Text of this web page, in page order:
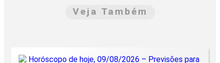
Veja Também